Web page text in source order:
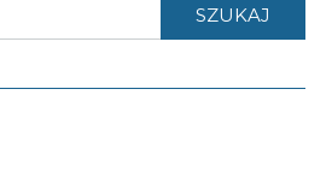
SZUKAJ